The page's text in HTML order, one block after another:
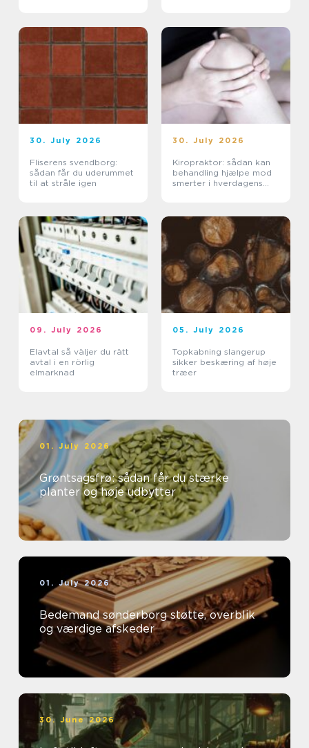
30. July 2026
Fliserens svendborg:
sådan får du uderummet
til at stråle igen
30. July 2026
Kiropraktor: sådan kan
behandling hjælpe mod
smerter i hverdagens
09. July 2026
Elavtal så väljer du rätt
avtal i en rörlig
elmarknad
05. July 2026
Topkabning slangerup
sikker beskæring af høje
træer
01. July 2026
Grøntsagsfrø: sådan får du stærke
planter og høje udbytter
01. July 2026
Bedemand sønderborg støtte, overblik
og værdige afskeder
30. June 2026